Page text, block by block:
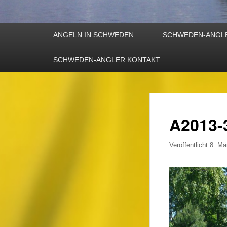
ANGELN IN SCHWEDEN SCHWEDEN-
SCHWEDEN-ANGLER KONTAKT
Veröffentlicht 8.